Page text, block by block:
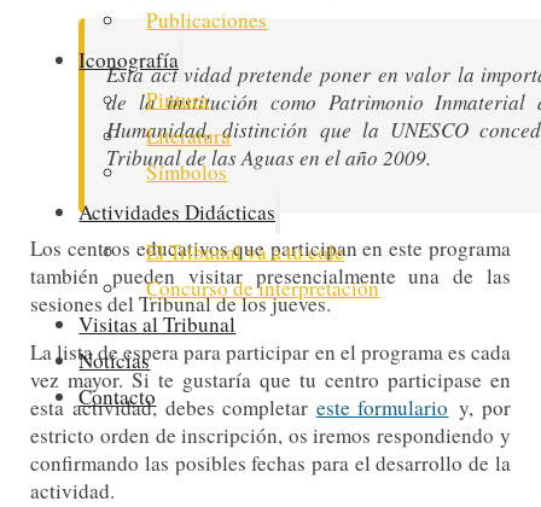
Publicaciones
Iconografía
Pintura
Literatura
Símbolos
Actividades Didácticas
El Tribunal va a tu cole
Concurso de interpretación
Visitas al Tribunal
Noticias
Contacto
Esta actividad pretende poner en valor la
de la institución como Patrimonio Inmaterial
Humanidad, distinción que la UNESCO
Tribunal de las Aguas en el año 2009.
Los centros educativos que participan en este programa
también pueden visitar presencialmente una de las
sesiones del Tribunal de los jueves.
La lista de espera para participar en el programa es cada
vez mayor. Si te gustaría que tu centro participase en
esta actividad, debes completar este formulario y, por
estricto orden de inscripción, os iremos respondiendo y
confirmando las posibles fechas para el desarrollo de la
actividad.